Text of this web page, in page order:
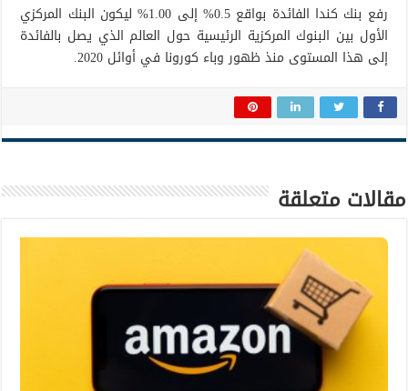
رفع بنك كندا الفائدة بواقع 0.5% إلى 1.00% ليكون البنك المركزي
الأول بين البنوك المركزية الرئيسية حول العالم الذي يصل بالفائدة
إلى هذا المستوى منذ ظهور وباء كورونا في أوائل 2020.
مقالات متعلقة